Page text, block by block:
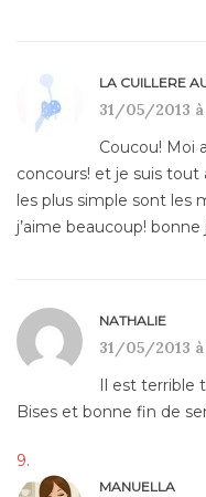
LA CUILLERE
31/05/2013
Coucou! Moi
concours! et je suis tout
les plus simple sont les
j’aime beaucoup! bonne
NATHALIE
31/05/2013
Il est terrible
Bises et bonne fin de
MANUELLA